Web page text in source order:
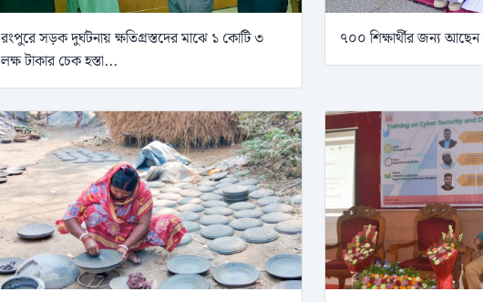
রংপুরে সড়ক দুর্ঘটনায় ক্ষতিগ্রস্তদের মাঝে ১ কোটি ৩
লক্ষ টাকার চেক হস্তা...
৭০০ শিক্ষার্থীর জন্য